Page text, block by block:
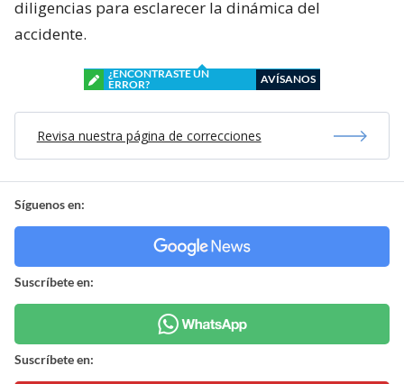
diligencias para esclarecer la dinámica del
accidente.
¿ENCONTRASTE UN
ERROR?
AVÍSANOS
Revisa nuestra página de correcciones
Síguenos en:
Suscríbete en:
Suscríbete en: